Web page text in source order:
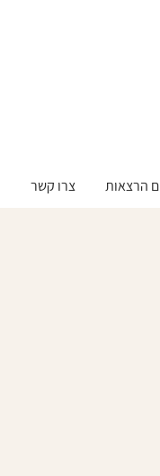
הרצאות צרו קשר